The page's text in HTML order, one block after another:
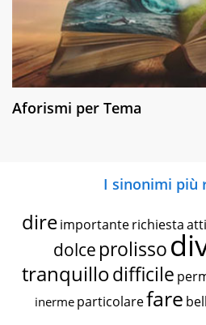
Aforismi per Tema
I sinonimi più
dire importante richiesta
dolce prolisso
tranquillodifficile
inerme particolarefare